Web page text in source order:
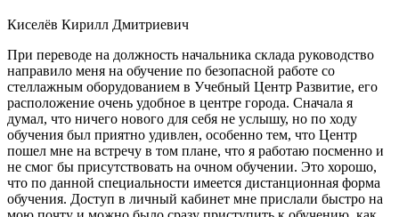
Киселёв Кирилл Дмитриевич
При переводе на должность начальника склада руководство
направило меня на обучение по безопасной работе со
стеллажным оборудованием в Учебный Центр Развитие, его
расположение очень удобное в центре города. Сначала я
думал, что ничего нового для себя не услышу, но по ходу
обучения был приятно удивлен, особенно тем, что Центр
пошел мне на встречу в том плане, что я работаю посменно и
не смог бы присутствовать на очном обучении. Это хорошо,
что по данной специальности имеется дистанционная форма
обучения. Доступ в личный кабинет мне прислали быстро на